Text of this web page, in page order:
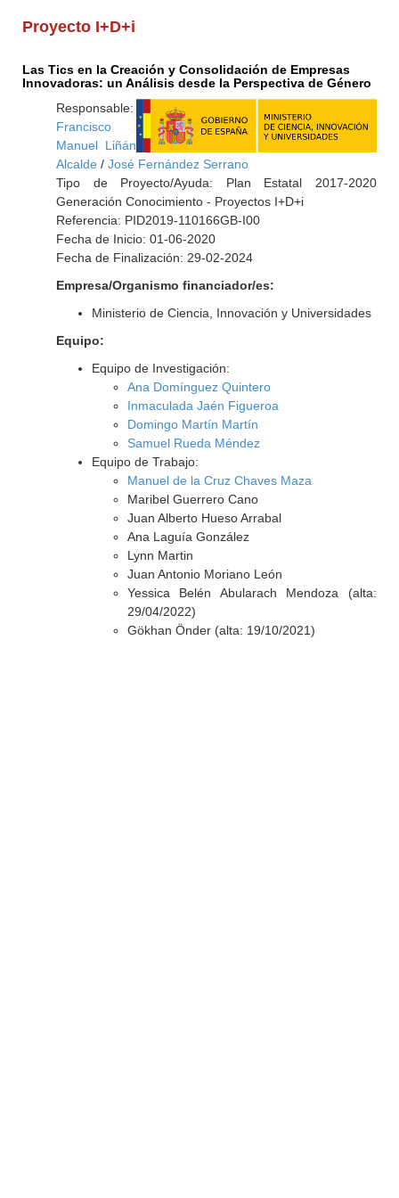
Proyecto I+D+i
Las Tics en la Creación y Consolidación de Empresas
Innovadoras: un Análisis desde la Perspectiva de Género
Responsable:
Francisco
Manuel Liñán
Alcalde / José Fernández Serrano
Tipo de Proyecto/Ayuda: Plan Estatal 2017-2020
Generación Conocimiento - Proyectos I+D+i
Referencia: PID2019-110166GB-I00
Fecha de Inicio: 01-06-2020
Fecha de Finalización: 29-02-2024
Empresa/Organismo financiador/es:
Ministerio de Ciencia, Innovación y Universidades
Equipo:
Equipo de Investigación:
Ana Domínguez Quintero
Inmaculada Jaén Figueroa
Domingo Martín Martín
Samuel Rueda Méndez
Equipo de Trabajo:
Manuel de la Cruz Chaves Maza
Maribel Guerrero Cano
Juan Alberto Hueso Arrabal
Ana Laguía González
Lynn Martin
Juan Antonio Moriano León
Yessica Belén Abularach Mendoza (alta:
29/04/2022)
Gökhan Önder (alta: 19/10/2021)